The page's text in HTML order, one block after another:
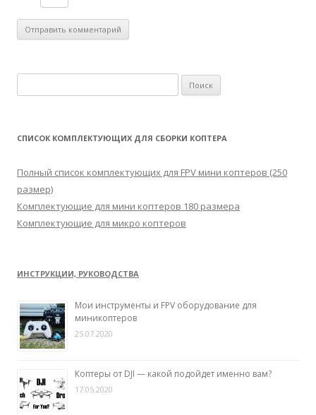
а
СПИСОК КОМПЛЕКТУЮЩИХ ДЛЯ СБОРКИ КОПТЕРА
Полный список комплектующих для FPV мини коптеров (250
размер)
Комплектующие для мини коптеров 180 размера
Комплектующие для микро коптеров
ИНСТРУКЦИИ, РУКОВОДСТВА
Мои инструменты и FPV оборудование для
миникоптеров
25.07.2020
Коптеры от DJI — какой подойдет именно вам?
17.05.2020